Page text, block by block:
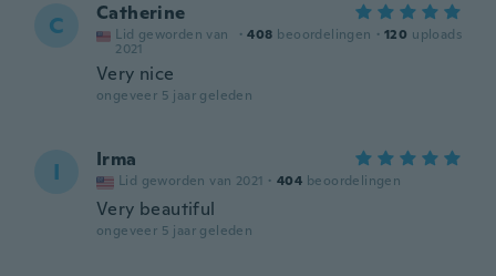
C Catherine
Lid geworden van
2021
· 408 beoordelingen · 120 uploads
Very nice
ongeveer 5 jaar geleden
I Irma
Lid geworden van 2021 · 404 beoordelingen
Very beautiful
ongeveer 5 jaar geleden